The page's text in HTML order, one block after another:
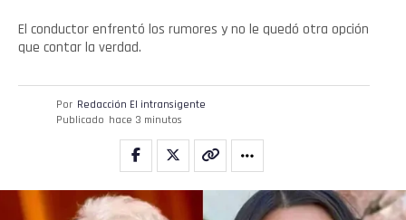
El conductor enfrentó los rumores y no le quedó otra opción
que contar la verdad.
Por Redacción El intransigente
Publicado hace 3 minutos